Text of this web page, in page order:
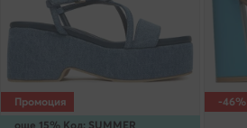
още 15% Код: SUMMER
Промоция -46%